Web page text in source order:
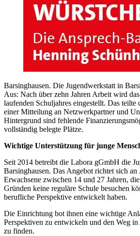
Barsinghausen. Die Jugendwerkstatt in
Aus: Nach über zehn Jahren Arbeit wird
laufenden Schuljahres eingestellt. Das
einer Mitteilung an Netzwerkpartner und
Hintergrund sind fehlende
vollständig belegte Plätze.
Wichtige Unterstützung für junge
Seit 2014 betreibt die Labora gGmbH die
Barsinghausen. Das Angebot richtet sich
Erwachsene zwischen 14 und 27 Jahren,
Gründen keine reguläre Schule besuchen
berufliche Perspektive entwickelt haben.
Die Einrichtung bot ihnen eine wichtige
Perspektiven zu entwickeln und den Weg
zu finden.